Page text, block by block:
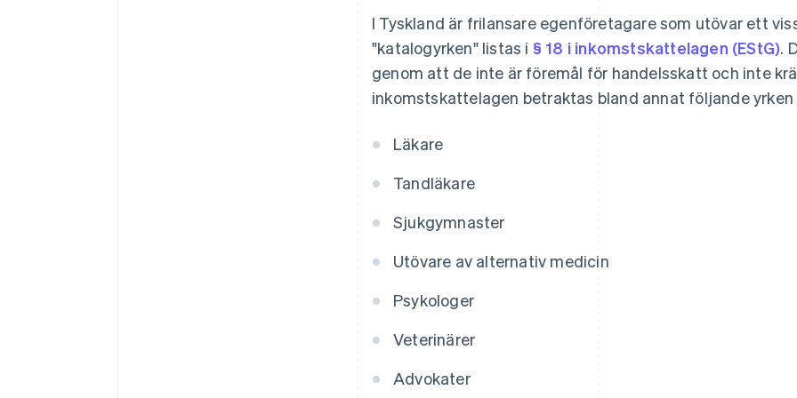
I Tyskland är frilansare egenföretagare som utövar ett
"katalogyrken" listas i § 18 i inkomstskattelagen (EStG).
genom att de inte är föremål för handelsskatt och inte
inkomstskattelagen betraktas bland annat följande
Läkare
Tandläkare
Sjukgymnaster
Utövare av alternativ medicin
Psykologer
Veterinärer
Advokater